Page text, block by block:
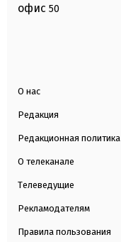
офис 50
О нас
Редакция
Редакционная политика
О телеканале
Телеведущие
Рекламодателям
Правила пользования